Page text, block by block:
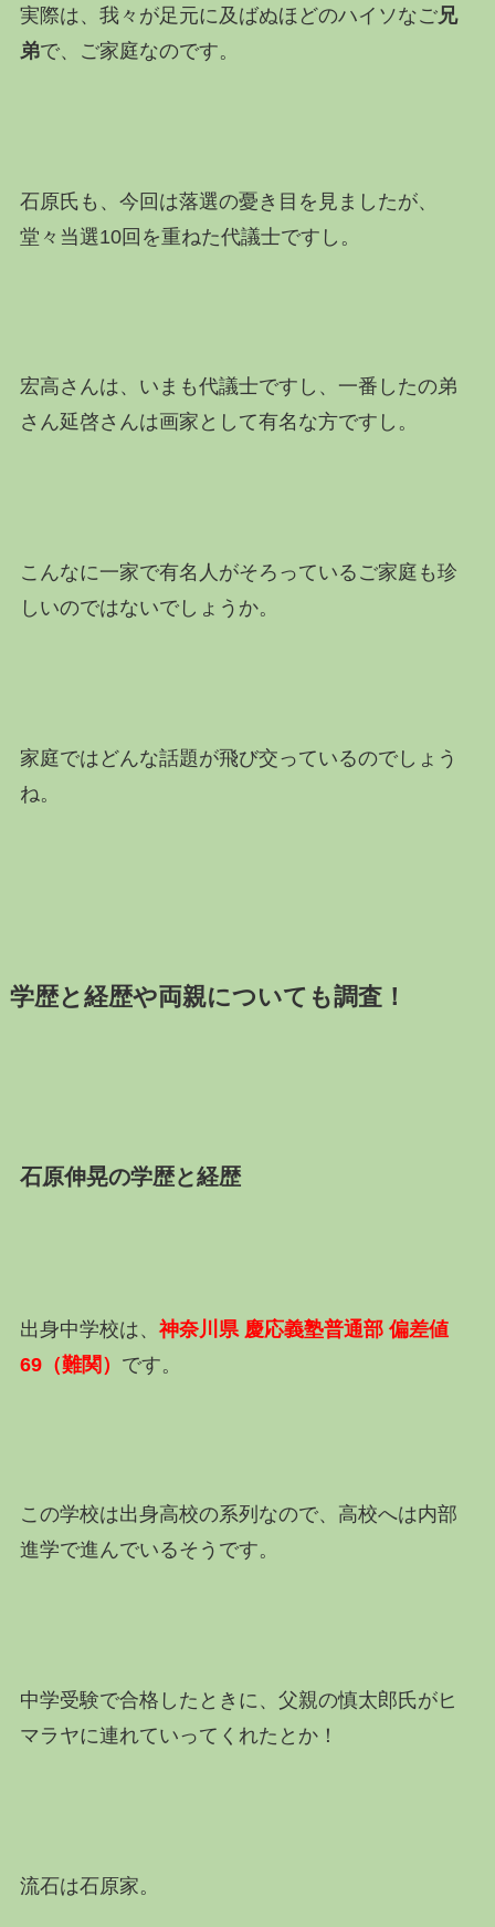
実際は、我々が足元に及ばぬほどのハイソなご兄
弟で、ご家庭なのです。
石原氏も、今回は落選の憂き目を見ましたが、
堂々当選10回を重ねた代議士ですし。
宏高さんは、いまも代議士ですし、一番したの弟
さん延啓さんは画家として有名な方ですし。
こんなに一家で有名人がそろっているご家庭も珍
しいのではないでしょうか。
家庭ではどんな話題が飛び交っているのでしょう
ね。
学歴と経歴や両親についても調査！
石原伸晃の学歴と経歴
出身中学校は、 神奈川県 慶応義塾普通部 偏差値
69（難関） です。
この学校は出身高校の系列なので、高校へは内部
進学で進んでいるそうです。
中学受験で合格したときに、父親の慎太郎氏がヒ
マラヤに連れていってくれたとか！
流石は石原家。